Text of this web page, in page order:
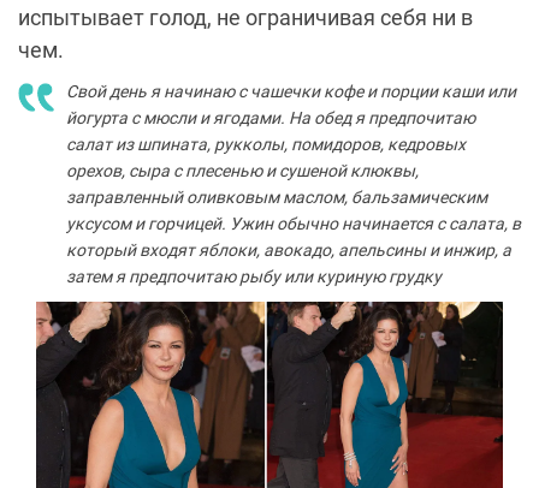
испытывает голод, не ограничивая себя ни в
чем.
Свой день я начинаю с чашечки кофе и порции каши или
йогурта с мюсли и ягодами. На обед я предпочитаю
салат из шпината, рукколы, помидоров, кедровых
орехов, сыра с плесенью и сушеной клюквы,
заправленный оливковым маслом, бальзамическим
уксусом и горчицей. Ужин обычно начинается с салата, в
который входят яблоки, авокадо, апельсины и инжир, а
затем я предпочитаю рыбу или куриную грудку